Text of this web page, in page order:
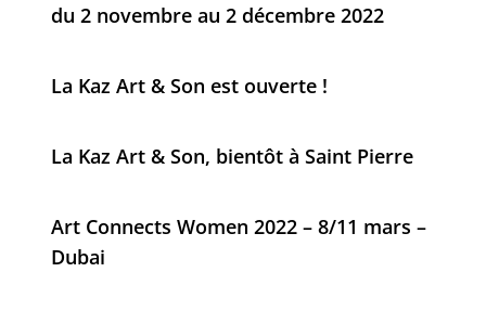
du 2 novembre au 2 décembre 2022
La Kaz Art & Son est ouverte !
La Kaz Art & Son, bientôt à Saint Pierre
Art Connects Women 2022 – 8/11 mars –
Dubai